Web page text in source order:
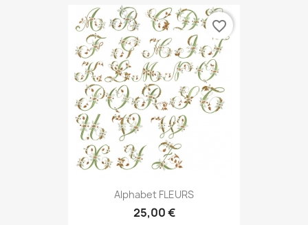
Alphabet FLEURS
25,00 €
favorite_border